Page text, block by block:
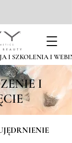
I SZKOLENIA I
I